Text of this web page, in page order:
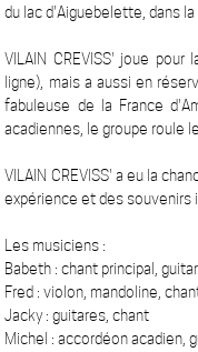
du lac d'Aiguebelette, dans
VILAIN CREVISS' joue
ligne), mais a aussi en
fabuleuse de la France
acadiennes, le groupe roule
VILAIN CREVISS' a eu la
expérience et des souvenirs
Les musiciens :
Babeth : chant principal,
Fred : violon, mandoline,
Jacky : guitares, chant
Michel : accordéon acadien,